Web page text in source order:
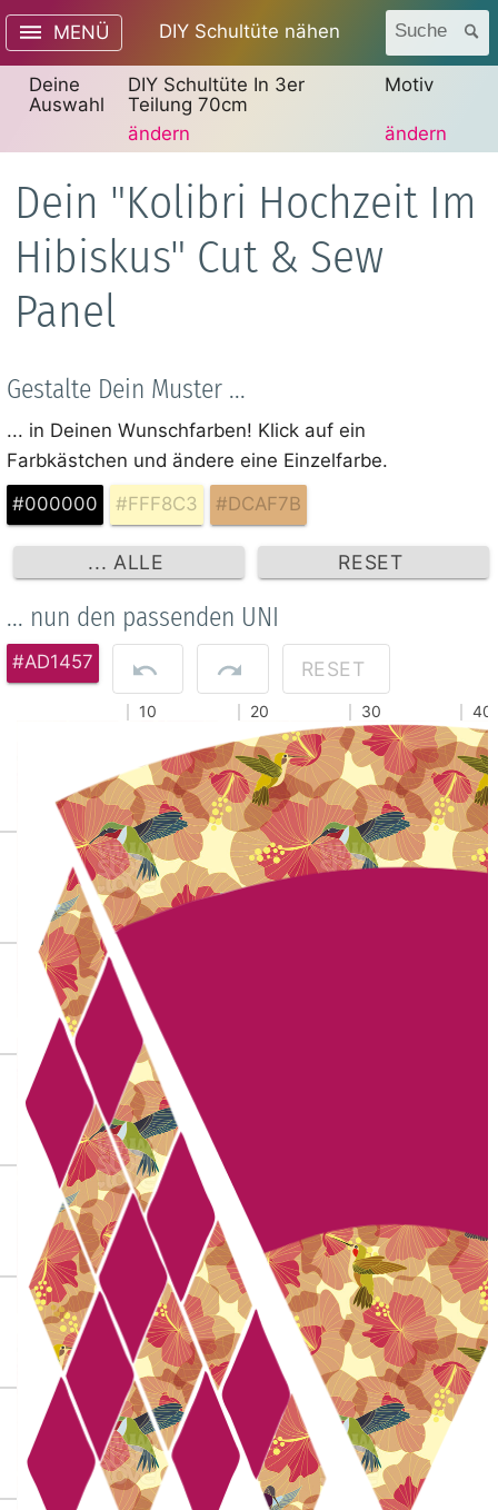
MENÜ DIY Schultüte nähen Suche
Deine
Auswahl
DIY Schultüte In 3er
Teilung 70cm
ändern
Motiv
ändern
Dein "Kolibri Hochzeit Im
Hibiskus" Cut & Sew
Panel
Gestalte Dein Muster ...
... in Deinen Wunschfarben! Klick auf ein
Farbkästchen und ändere eine Einzelfarbe.
#000000
#FFF8C3 #DCAF7B
... ALLE RESET
... nun den passenden UNI
#AD1457 RESET